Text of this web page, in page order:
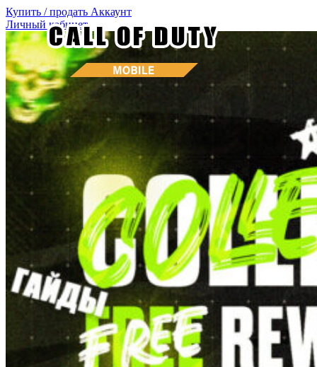
Купить / продать Аккаунт
Личный кабинет